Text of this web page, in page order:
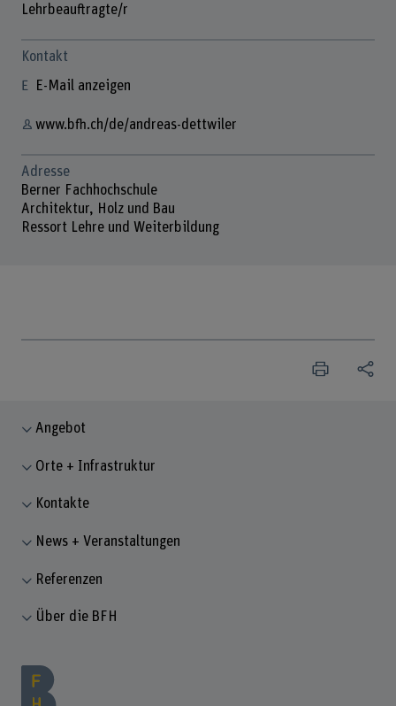
Lehrbeauftragte/r
Kontakt
E-Mail anzeigen
www.bfh.ch/de/andreas-dettwiler
Adresse
Berner Fachhochschule
Architektur, Holz und Bau
Ressort Lehre und Weiterbildung
Angebot
Orte + Infrastruktur
Kontakte
News + Veranstaltungen
Referenzen
Über die BFH